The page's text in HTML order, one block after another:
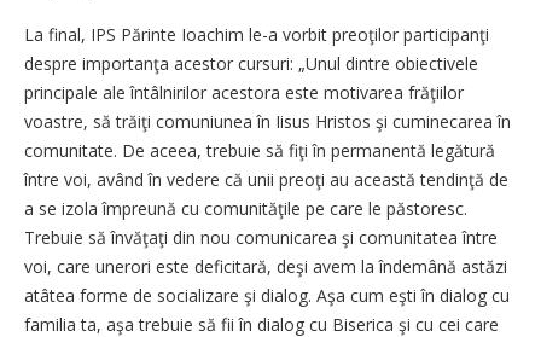
La final, IPS Părinte Ioachim le-a vorbit preoţilor participanţi
despre importanţa acestor cursuri: „Unul dintre obiectivele
principale ale întâlnirilor acestora este motivarea frăţiilor
voastre, să trăiţi comuniunea în Iisus Hristos şi cuminecarea în
comunitate. De aceea, trebuie să fiţi în permanentă legătură
între voi, având în vedere că unii preoţi au această tendinţă de
a se izola împreună cu comunităţile pe care le păstoresc.
Trebuie să învăţaţi din nou comunicarea şi comunitatea între
voi, care unerori este deficitară, deşi avem la îndemână astăzi
atâtea forme de socializare şi dialog. Aşa cum eşti în dialog cu
familia ta, aşa trebuie să fii în dialog cu Biserica şi cu cei care